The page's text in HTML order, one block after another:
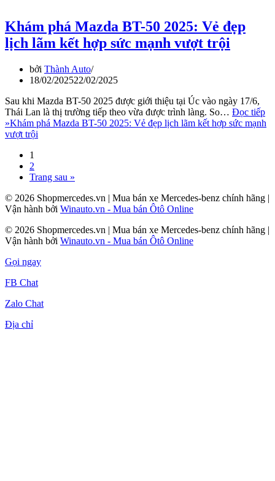
Khám phá Mazda BT-50 2025: Vẻ đẹp
lịch lãm kết hợp sức mạnh vượt trội
bởi Thành Auto
18/02/202522/02/2025
Sau khi Mazda BT-50 2025 được giới thiệu tại Úc vào ngày 17/6,
Thái Lan là thị trường tiếp theo vừa được trình làng. So… Đọc tiếp
»Khám phá Mazda BT-50 2025: Vẻ đẹp lịch lãm kết hợp sức mạnh
vượt trội
1
2
Trang sau »
© 2026 Shopmercedes.vn | Mua bán xe Mercedes-benz chính hãng |
Vận hành bởi Winauto.vn - Mua bán Ôtô Online
© 2026 Shopmercedes.vn | Mua bán xe Mercedes-benz chính hãng |
Vận hành bởi Winauto.vn - Mua bán Ôtô Online
Gọi ngay
FB Chat
Zalo Chat
Địa chỉ